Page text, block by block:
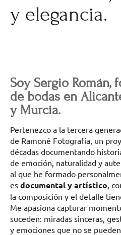
y elegancia.
Soy Sergio Román,
de bodas en
y Murcia.
Pertenezco a la tercera
de Ramoné Fotografía, un
décadas documentando
de emoción, naturalidad y
al que he formado
es documental y artístico ,
la composición y el detalle
Me apasiona capturar
suceden: miradas sinceras,
y emociones que no se